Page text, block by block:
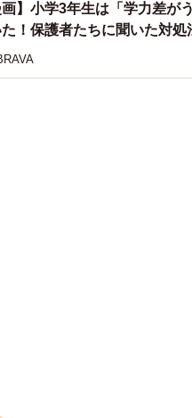
、相対的に高い正答率を示
画】小学3年生は「学力差
！保護者たちに聞いた対処